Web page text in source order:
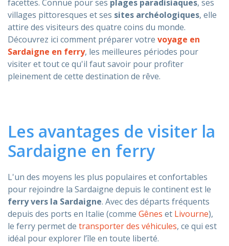
ASSISTANCE
Assistance En ligne
facettes. Connue pour ses plages paradisiaques, ses
villages pittoresques et ses sites archéologiques, elle
attire des visiteurs des quatre coins du monde.
Découvrez ici comment préparer votre voyage en
Sardaigne en ferry, les meilleures périodes pour
visiter et tout ce qu'il faut savoir pour profiter
pleinement de cette destination de rêve.
Les avantages de visiter la
Sardaigne en ferry
L'un des moyens les plus populaires et confortables
pour rejoindre la Sardaigne depuis le continent est le
ferry vers la Sardaigne. Avec des départs fréquents
depuis des ports en Italie (comme Gênes et Livourne),
le ferry permet de transporter des véhicules, ce qui est
idéal pour explorer l’île en toute liberté.